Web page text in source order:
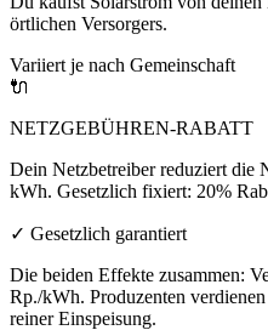
örtlichen Versorgers.
Variiert je nach Gemeinschaft
🔌
NETZGEBÜHREN-RABATT
Dein Netzbetreiber reduziert die
kWh. Gesetzlich fixiert: 20%
✓ Gesetzlich garantiert
Die beiden Effekte zusammen:
Rp./kWh. Produzenten
reiner Einspeisung.